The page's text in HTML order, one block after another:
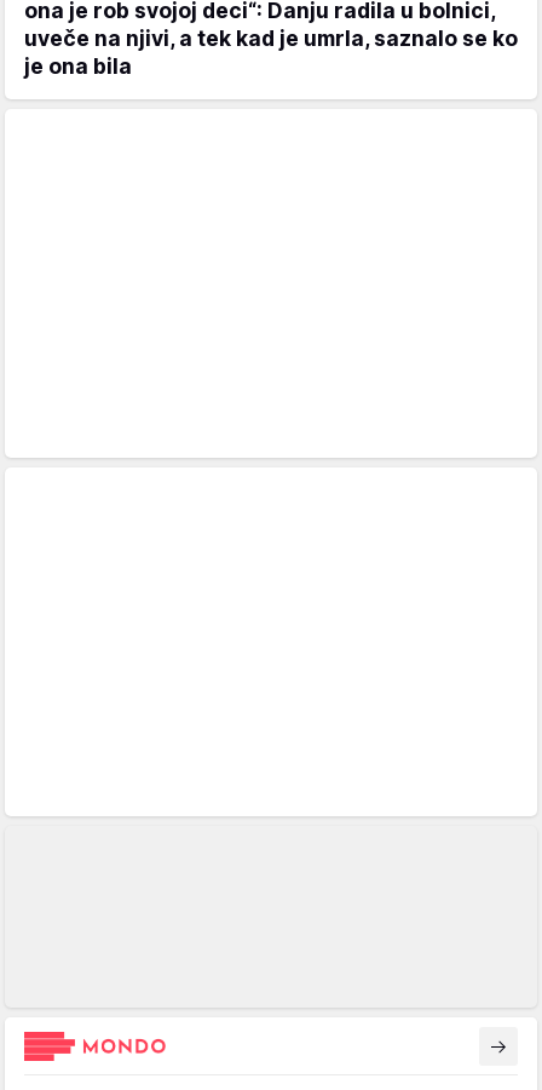
ona je rob svojoj deci“: Danju radila u bolnici,
uveče na njivi, a tek kad je umrla, saznalo se ko
je ona bila